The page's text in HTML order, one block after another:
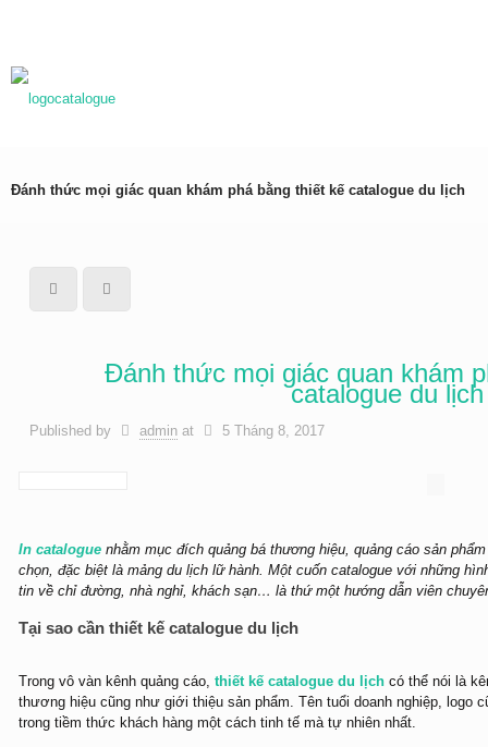
Đánh thức mọi giác quan khám phá bằng thiết kế catalogue du lịch
Đánh thức mọi giác quan khám
catalogue du lịch
Published by admin at 5 Tháng 8, 2017
In cataloguenhằm mục đích quảng bá thương hiệu, quảng cáo sản
chọn, đặc biệt là mảng du lịch lữ hành. Một cuốn catalogue với những
tin về chỉ đường, nhà nghỉ, khách sạn… là thứ một hướng dẫn viên
Tại sao cần thiết kế catalogue du lịch
Trong vô vàn kênh quảng cáo, thiết kế catalogue du lịchcó thể nói là
thương hiệu cũng như giới thiệu sản phẩm. Tên tuổi doanh nghiệp, logo
trong tiềm thức khách hàng một cách tinh tế mà tự nhiên nhất.